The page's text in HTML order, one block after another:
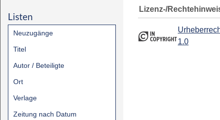
Listen
Neuzugänge
Titel
Autor / Beteiligte
Ort
Verlage
Zeitung nach Datum
Lizenz-/
1.0